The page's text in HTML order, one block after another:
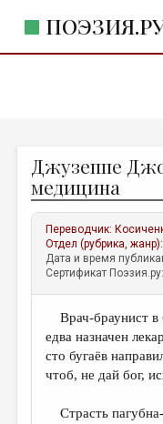
ЖАНРЫ
АВТОРЫ
КОММЕНТАРИИ
ЛИТСАЛОН
ПРАВИЛА САЙТА
ОТДЕЛЫ И РУБРИКИ
Джузеппе
медицина
Переводчик:
Отдел (рубрика, жанр):
Дата и время
Сертификат
Врач-браунист в
едва назначен
сто бугаёв
чтоб, не дай бог,
Страсть